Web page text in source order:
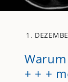
1.
+ + +